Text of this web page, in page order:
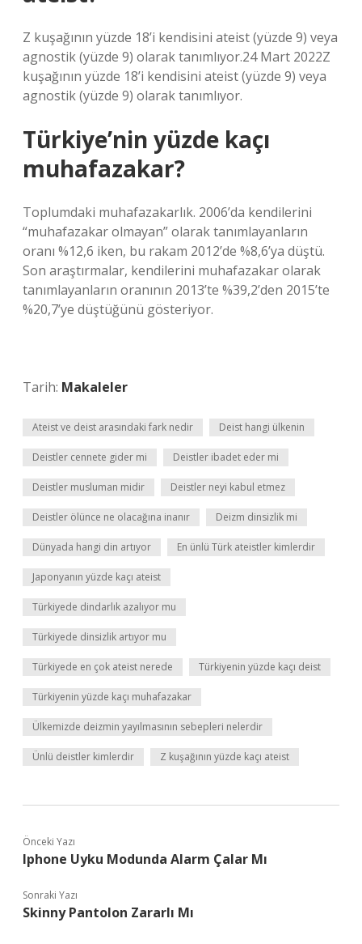
Z kuşağının yüzde 18’i kendisini ateist (yüzde 9) veya
agnostik (yüzde 9) olarak tanımlıyor.24 Mart 2022Z
kuşağının yüzde 18’i kendisini ateist (yüzde 9) veya
agnostik (yüzde 9) olarak tanımlıyor.
Türkiye’nin yüzde kaçı
muhafazakar?
Toplumdaki muhafazakarlık. 2006’da kendilerini
“muhafazakar olmayan” olarak tanımlayanların
oranı %12,6 iken, bu rakam 2012’de %8,6’ya düştü.
Son araştırmalar, kendilerini muhafazakar olarak
tanımlayanların oranının 2013’te %39,2’den 2015’te
%20,7’ye düştüğünü gösteriyor.
Tarih: Makaleler
Ateist ve deist arasındaki fark nedir Deist hangi ülkenin
Deistler cennete gider mi Deistler ibadet eder mi
Deistler musluman midir Deistler neyi kabul etmez
Deistler ölünce ne olacağına inanır Deizm dinsizlik mi
Dünyada hangi din artıyor En ünlü Türk ateistler kimlerdir
Japonyanın yüzde kaçı ateist
Türkiyede dindarlık azalıyor mu
Türkiyede dinsizlik artıyor mu
Türkiyede en çok ateist nerede Türkiyenin yüzde kaçı deist
Türkiyenin yüzde kaçı muhafazakar
Ülkemizde deizmin yayılmasının sebepleri nelerdir
Ünlü deistler kimlerdir Z kuşağının yüzde kaçı ateist
Önceki Yazı
Iphone Uyku Modunda Alarm Çalar Mı
Sonraki Yazı
Skinny Pantolon Zararlı Mı